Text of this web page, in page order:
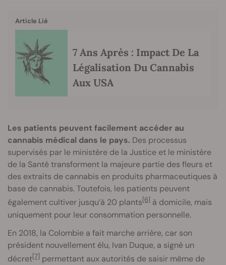
Article Lié
7 Ans Après : Impact De La
Légalisation Du Cannabis
Aux USA
Les patients peuvent facilement accéder au
cannabis médical dans le pays. Des processus
supervisés par le ministère de la Justice et le ministère
de la Santé transforment la majeure partie des fleurs et
des extraits de cannabis en produits pharmaceutiques à
base de cannabis. Toutefois, les patients peuvent
également cultiver jusqu’à 20 plants[6] à domicile, mais
uniquement pour leur consommation personnelle.
En 2018, la Colombie a fait marche arrière, car son
président nouvellement élu, Ivan Duque, a signé un
décret[7] permettant aux autorités de saisir même de